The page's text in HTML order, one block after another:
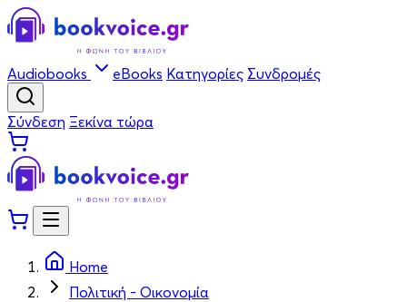
Audiobooks eBooks Κατηγορίες Συνδρομές
Σύνδεση Ξεκίνα τώρα
Home
Πολιτική - Οικονομία